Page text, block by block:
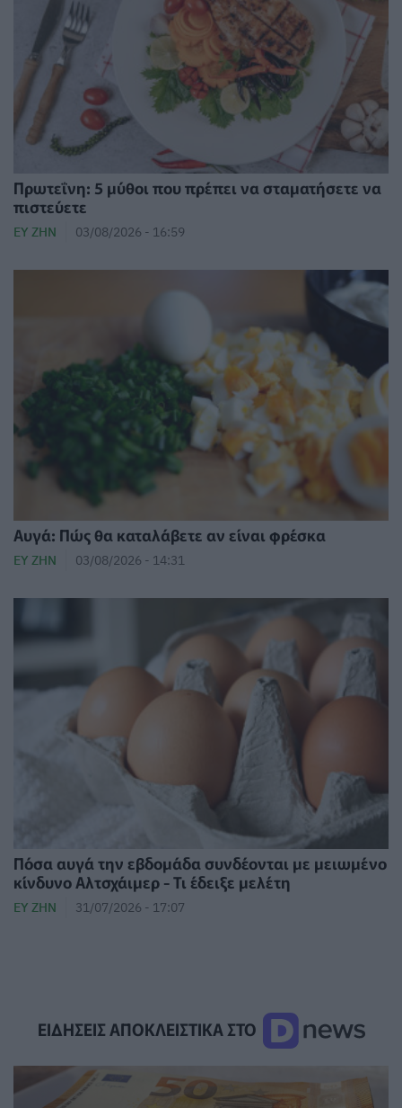
Πρωτεΐνη: 5 μύθοι που πρέπει να σταματήσετε να
πιστεύετε
ΕΥ ΖΗΝ 03/08/2026 - 16:59
Αυγά: Πώς θα καταλάβετε αν είναι φρέσκα
ΕΥ ΖΗΝ 03/08/2026 - 14:31
Πόσα αυγά την εβδομάδα συνδέονται με μειωμένο
κίνδυνο Αλτσχάιμερ - Τι έδειξε μελέτη
ΕΥ ΖΗΝ 31/07/2026 - 17:07
ΕΙΔΗΣΕΙΣ ΑΠΟΚΛΕΙΣΤΙΚΑ ΣΤΟ